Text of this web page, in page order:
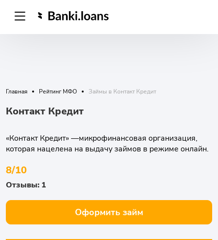
Главная Рейтинг МФО Займы в Контакт Кредит
Контакт Кредит
«Контакт Кредит» —микрофинансовая организация,
которая нацелена на выдачу займов в режиме онлайн.
8/10
Отзывы: 1
Оформить займ